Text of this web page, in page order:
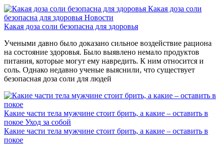
Какая доза соли
безопасна для здоровья Новости
Какая доза соли безопасна для здоровья
Учеными давно было доказано сильное воздействие рациона
на состояние здоровья. Было выявлено немало продуктов
питания, которые могут ему навредить. К ним относится и
соль. Однако недавно ученые выяснили, что существует
безопасная доза соли для людей
Какие части тела мужчине стоит брить, а какие – оставить в
покое Уход за собой
Какие части тела мужчине стоит брить, а какие – оставить в
покое